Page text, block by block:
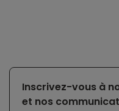
Inscrivez-vous à
et nos